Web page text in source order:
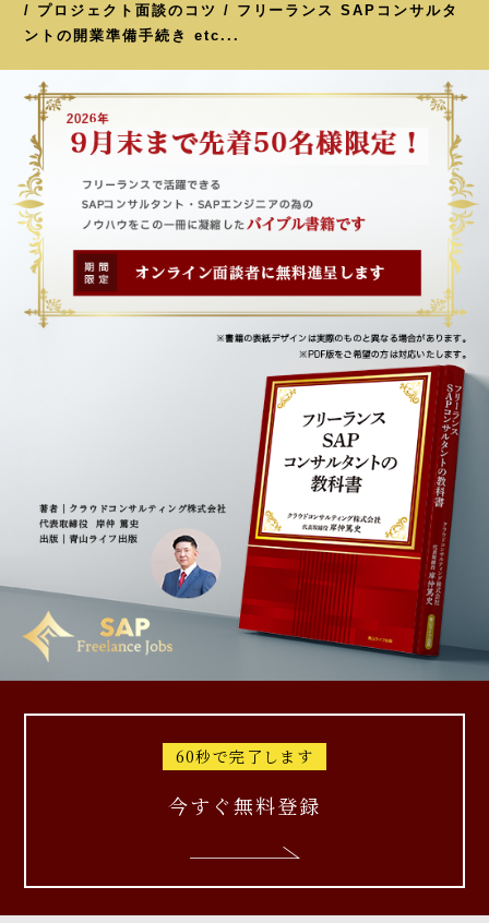
/ プロジェクト面談のコツ / フリーランス SAPコンサルタ
ントの開業準備手続き etc...
60秒で完了します
今すぐ無料登録